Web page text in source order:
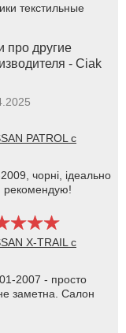
текстильные
про другие
- Ciak
PATROL с
чорні, ідеально
рекомендую!
X-TRAIL с
2007 - просто
заметна. Салон